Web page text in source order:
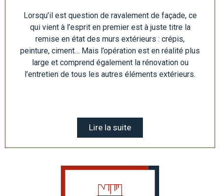
Lorsqu’il est question de ravalement de façade, ce
qui vient à l’esprit en premier est à juste titre la
remise en état des murs extérieurs : crépis,
peinture, ciment… Mais l’opération est en réalité plus
large et comprend également la rénovation ou
l’entretien de tous les autres éléments extérieurs.
Lire la suite